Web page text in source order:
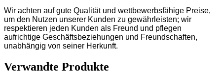
Wir achten auf gute Qualität und wettbewerbsfähige Preise,
um den Nutzen unserer Kunden zu gewährleisten; wir
respektieren jeden Kunden als Freund und pflegen
aufrichtige Geschäftsbeziehungen und Freundschaften,
unabhängig von seiner Herkunft.
Verwandte Produkte